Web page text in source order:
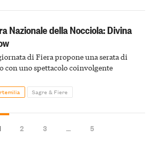
Nazionale della Nocciola: Divina
di Fiera propone una serata di
con uno spettacolo coinvolgente
Sagre & Fiere
2 3 … 5